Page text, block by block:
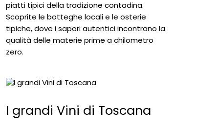
piatti tipici della tradizione contadina.
Scoprite le botteghe locali e le osterie
tipiche, dove i sapori autentici incontrano la
qualità delle materie prime a chilometro
zero.
I grandi Vini di Toscana